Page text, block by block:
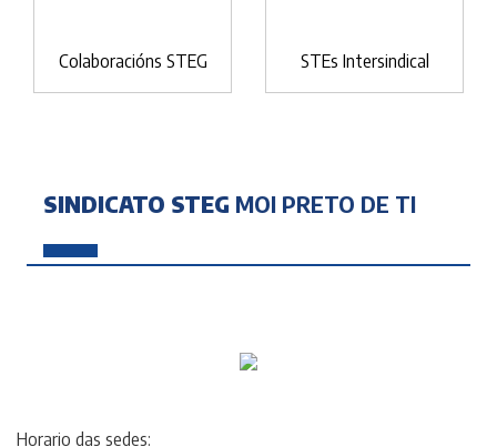
Colaboracións STEG STEs Intersindical
SINDICATO STEG MOI PRETO DE TI
Horario das sedes: